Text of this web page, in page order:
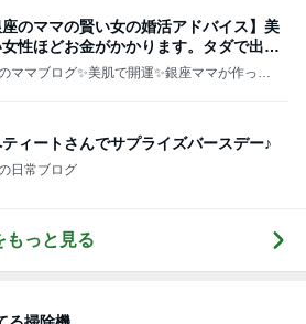
ティートさんでサプライズバースデー♪
もっと見る
クス 3時間前